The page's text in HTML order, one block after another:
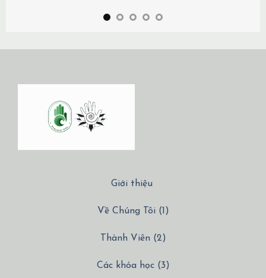
Giới thiệu
Về Chúng Tôi (1)
Thành Viên (2)
Các khóa học (3)